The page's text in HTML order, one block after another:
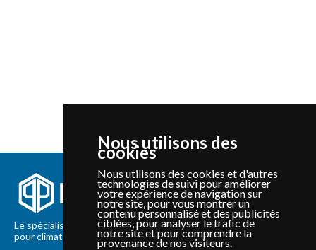
Nous utilisons des
cookies
Nous utilisons des cookies et d'autres
technologies de suivi pour améliorer
votre expérience de navigation sur
notre site, pour vous montrer un
contenu personnalisé et des publicités
ciblées, pour analyser le trafic de
notre site et pour comprendre la
provenance de nos visiteurs.
Le spécialiste depuis 2012 de la vente de pièces détachées
pour climatisation et Pompe à Chaleur Panasonic et Sanyo